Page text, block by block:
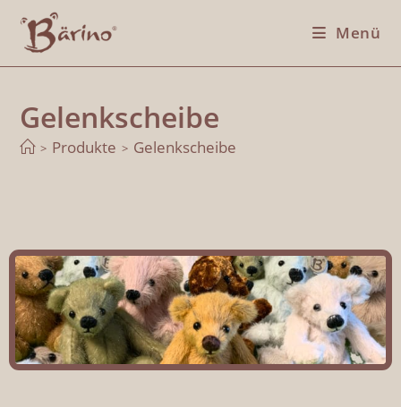
Menü
Gelenkscheibe
> Produkte > Gelenkscheibe